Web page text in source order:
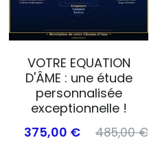
VOTRE EQUATION
D'ÂME : une étude
personnalisée
exceptionnelle !
375,00 €
485,00 €